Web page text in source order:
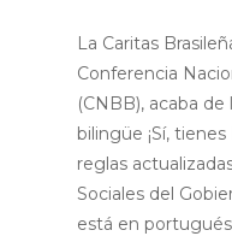
La Caritas
Conferencia
(CNBB), acaba
bilingüe ¡Sí,
reglas
Sociales del
está en